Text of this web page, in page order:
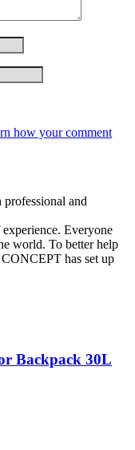
how your comment
and
Everyone
world. To better help
has set up
Backpack 30L